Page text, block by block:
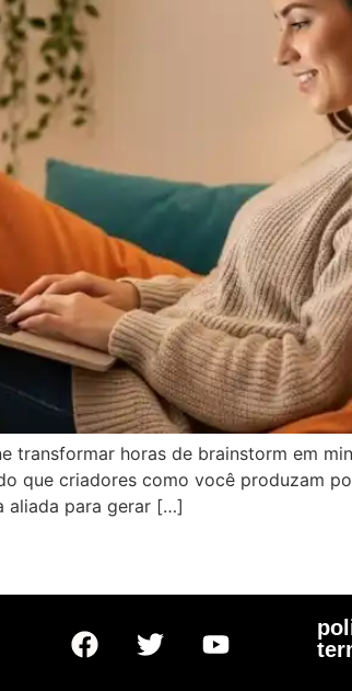
transformar horas de brainstorm em
que criadores como você produzam
aliada para gerar […]